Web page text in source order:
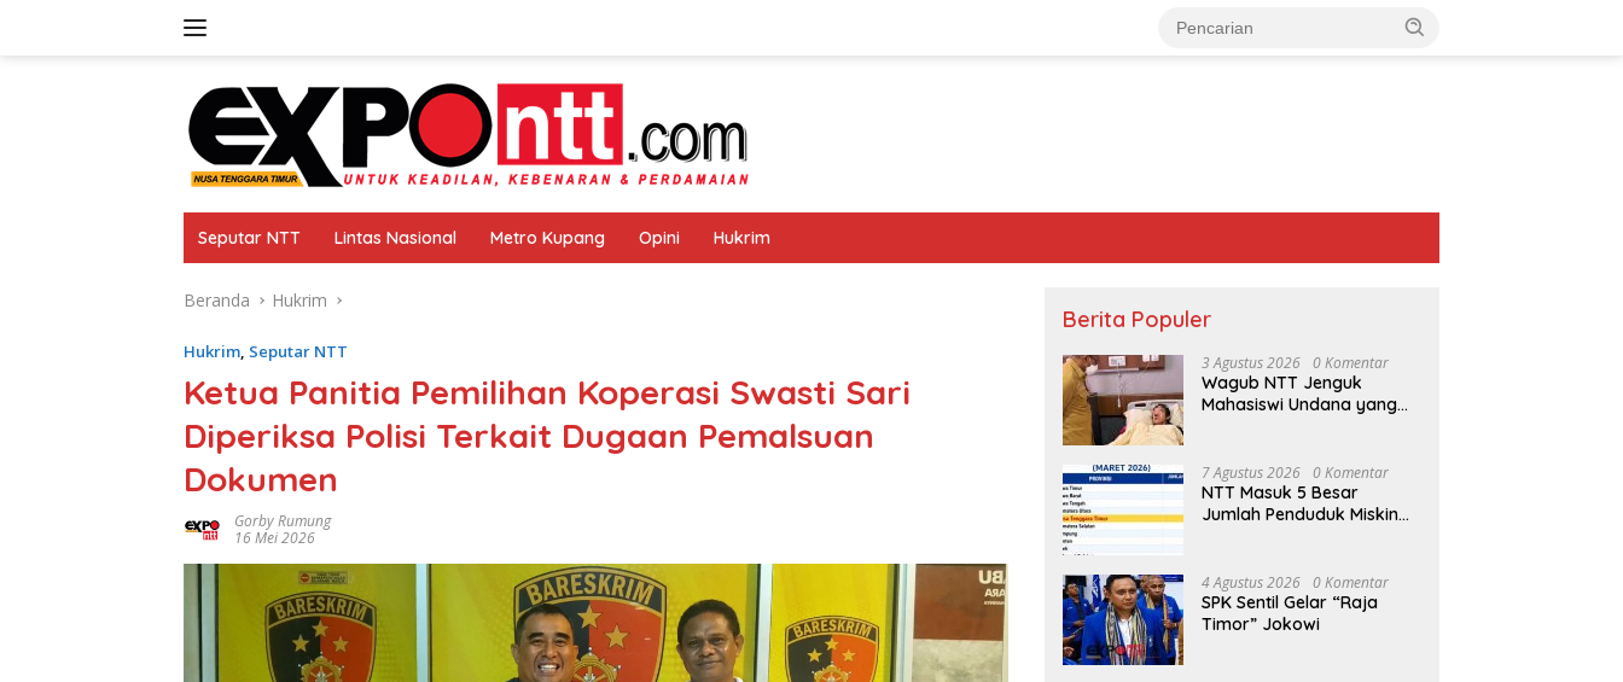
Seputar NTT Lintas Nasional Metro Kupang Opini Hukrim
Beranda Hukrim
Hukrim, Seputar NTT
Ketua Panitia Pemilihan Koperasi Swasti Sari
Diperiksa Polisi Terkait Dugaan Pemalsuan
Dokumen
Gorby Rumung
16 Mei 2026
Berita Populer
3 Agustus 2026 0 Komentar
Wagub NTT Jenguk
Mahasiswi Undana yang
7 Agustus 2026 0 Komentar
NTT Masuk 5 Besar
Jumlah Penduduk Miskin
4 Agustus 2026 0 Komentar
SPK Sentil Gelar “Raja
Timor” Jokowi